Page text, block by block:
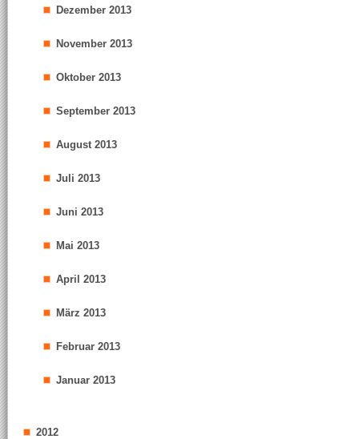
Dezember 2013
November 2013
Oktober 2013
September 2013
August 2013
Juli 2013
Juni 2013
Mai 2013
April 2013
März 2013
Februar 2013
Januar 2013
2012